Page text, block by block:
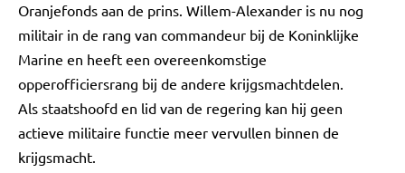
Oranjefonds aan de prins. Willem-Alexander is nu nog
militair in de rang van commandeur bij de Koninklijke
Marine en heeft een overeenkomstige
opperofficiersrang bij de andere krijgsmachtdelen.
Als staatshoofd en lid van de regering kan hij geen
actieve militaire functie meer vervullen binnen de
krijgsmacht.